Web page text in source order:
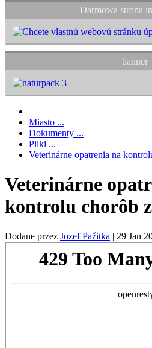
Darmowa strona
banner
Miasto ...
Dokumenty ...
Pliki ...
Veterinárne opatrenia na
Veterinárne
kontrolu chorôb
Dodane przez Jozef Pažitka | 29 Jan